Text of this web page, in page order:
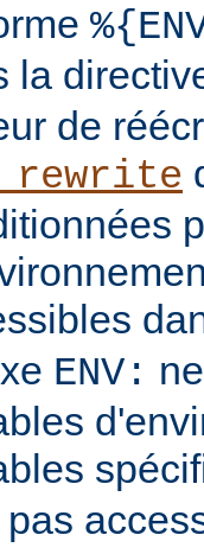
la
de
ENV:
pas